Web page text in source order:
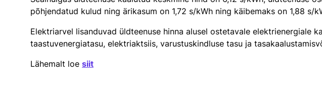
Katkestused
Tööd kaitsevööndis
Kahjukäsitlus
põhjendatud kulud ning ärikasum on 1,72 s/kWh ning käibemaks on 1,88 s/
Elektriarvel lisanduvad üldteenuse hinna alusel ostetavale elektrienergiale
taastuvenergiatasu, elektriaktsiis, varustuskindluse tasu ja
Lähemalt loe siit